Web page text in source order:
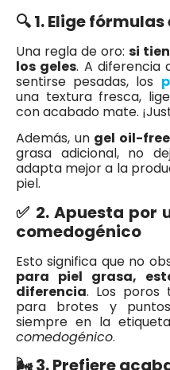
🔍 1. Elige fórmulas
Una regla de oro: si
los geles. A diferencia
sentirse pesadas, los
una textura fresca,
con acabado mate.
Además, un gel oil-free
grasa adicional, no
adapta mejor a la
piel.
✅ 2. Apuesta por
comedogénico
Esto significa que no
para piel grasa,
diferencia. Los poros
para brotes y
siempre en la
comedogénico.
🌬️ 3. Prefiere